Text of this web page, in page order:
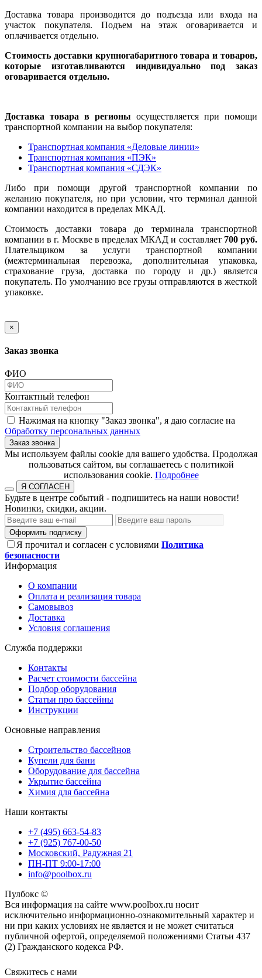
Доставка товара производится до подъезда или входа на
участок покупателя. Подъем на этаж оговаривается и
оплачивается отдельно.
Стоимость доставки крупногабаритного товара и товаров,
которые изготавливаются индивидуально под заказ
оговаривается отдельно.
Доставка товара в регионы осуществляется при помощи
транспортной компании на выбор покупателя:
Транспортная компания «Деловые линии»
Транспортная компания «ПЭК»
Транспортная компания «СДЭК»
Либо при помощи другой транспортной компании по
желанию покупателя, но при условии, что терминал данной
компании находится в пределах МКАД.
Стоимость доставки товара до терминала транспортной
компании в г. Москве в пределах МКАД и составляет 700 руб.
Плательщиком за услуги транспортной компании
(межтерминальная перевозка, дополнительная упаковка,
страхование груза, доставка по городу и др.) является
покупатель. По умолчанию все грузы отправляются в жесткой
упаковке.
×
Заказ звонка
ФИО
Контактный телефон
Нажимая на кнопку "Заказ звонка", я даю согласие на
Обработку персональных данных
Заказ звонка
​​​​​​​Мы используем файлы cookie для вашего удобства. Продолжая
пользоваться сайтом, вы соглашаетесь с политикой
использования cookie.​​​​​​​ Подробнее
Я СОГЛАСЕН
Будьте в центре событий - подпишитесь на наши новости!
Новинки, скидки, акции.
Оформить подписку
Я прочитал и согласен с условиями Политика
безопасности
Информация
О компании
Оплата и реализация товара
Самовывоз
Доставка
Условия соглашения
Служба поддержки
Контакты
Расчет стоимости бассейна
Подбор оборудования
Статьи про бассейны
Инструкции
Основные направления
Строительство бассейнов
Купели для бани
Оборудование для бассейна
Укрытие бассейна
Химия для бассейна
Наши контакты
+7 (495) 663-54-83
+7 (925) 767-00-50
Московский, Радужная 21
ПН-ПТ 9:00-17:00
info@poolbox.ru
Пулбокс ©
Вся информация на сайте www.poolbox.ru носит
исключительно информационно-ознакомительный характер и
ни при каких условиях не является и не может считаться
публичной офертой, определяемой положениями Статьи 437
(2) Гражданского кодекса РФ.
Свяжитесь с нами